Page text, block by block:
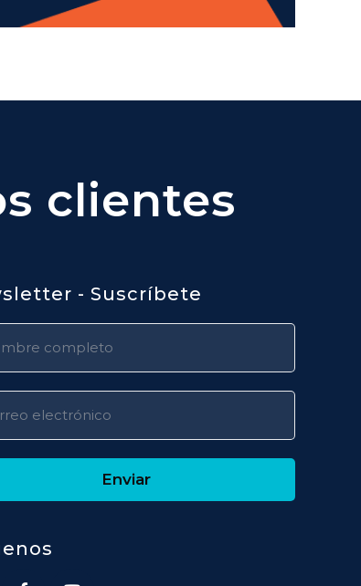
clientes
- Suscríbete
Enviar